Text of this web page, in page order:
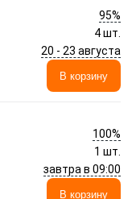
95%
4 шт.
20 - 23 августа
В корзину
100%
1 шт.
завтра в 09:00
В корзину